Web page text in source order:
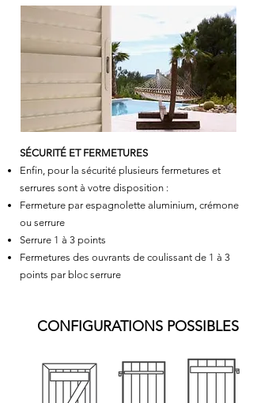
SÉCURITÉ ET FERMETURES
Enfin, pour la sécurité plusieurs fermetures et
serrures sont à votre disposition :
Fermeture par espagnolette aluminium, crémone
ou serrure
Serrure 1 à 3 points
Fermetures des ouvrants de coulissant de 1 à 3
points par bloc serrure
CONFIGURATIONS POSSIBLES